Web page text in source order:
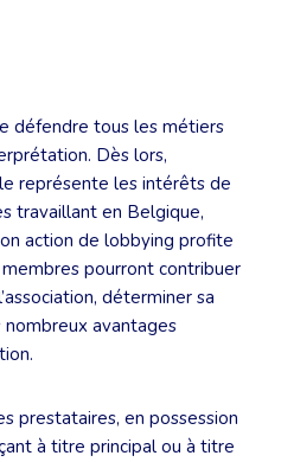
défendre tous les métiers
Dès lors,
représente les intérêts de
travaillant en Belgique,
action de lobbying profite
pourront contribuer
déterminer sa
avantages
prestataires, en possession
à titre principal ou à titre